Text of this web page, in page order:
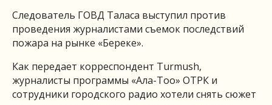
Следователь ГОВД Таласа выступил против
проведения журналистами съемок последствий
пожара на рынке «Береке».
Как передает корреспондент Turmush,
журналисты программы «Ала-Тоо» ОТРК и
сотрудники городского радио хотели снять сюжет